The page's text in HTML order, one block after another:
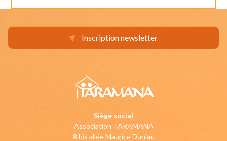
Inscription newsletter
Siège social
Association TARAMANA
8 bis allée Maurice Duniau